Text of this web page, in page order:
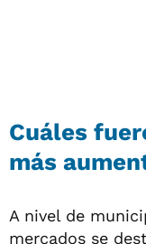
Cuáles
más
A nivel de
mercados se